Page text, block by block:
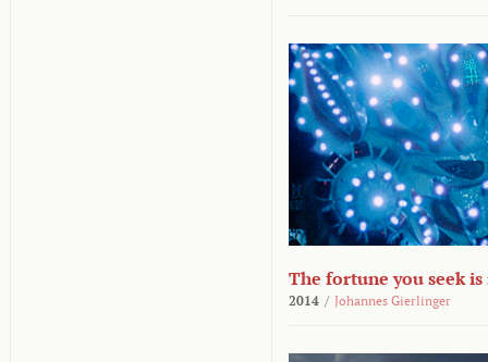
The fortune you seek
2014 / Johannes Gierlinger